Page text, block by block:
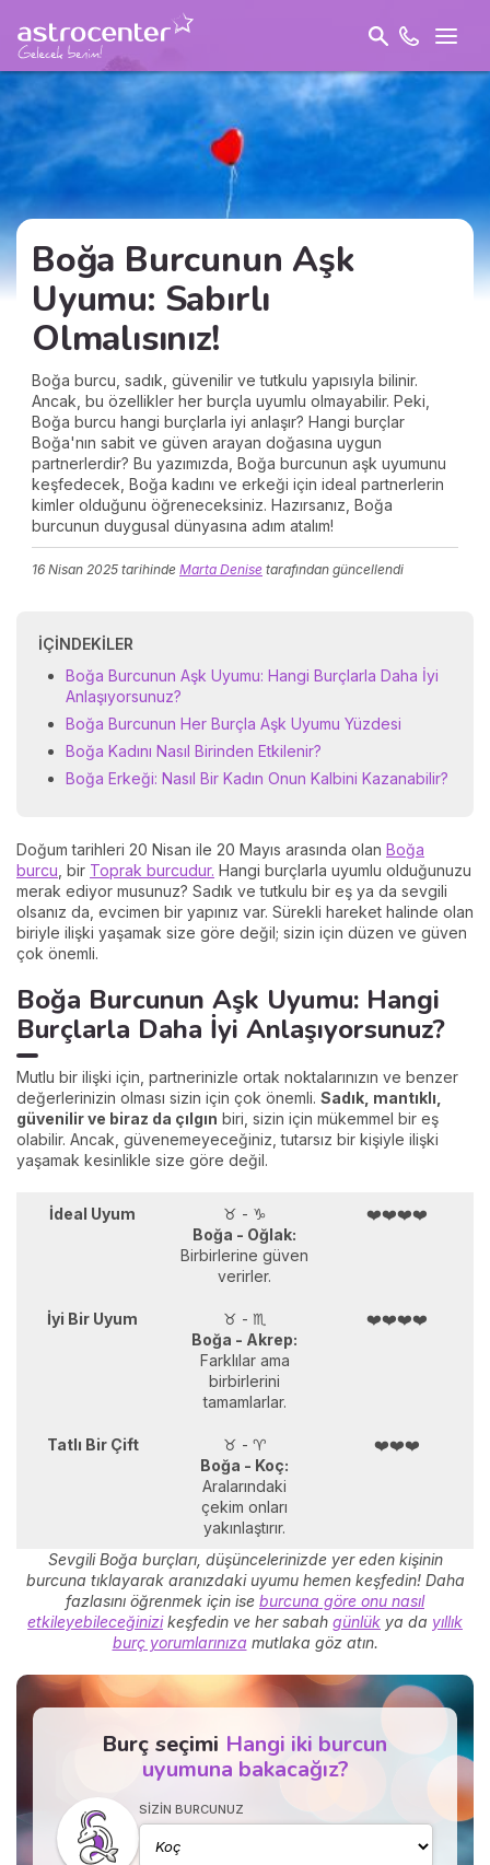
Boğa Burcunun Aşk
Uyumu: Sabırlı
Olmalısınız!
Boğa burcu, sadık, güvenilir ve tutkulu yapısıyla bilinir.
Ancak, bu özellikler her burçla uyumlu olmayabilir. Peki,
Boğa burcu hangi burçlarla iyi anlaşır? Hangi burçlar
Boğa'nın sabit ve güven arayan doğasına uygun
partnerlerdir? Bu yazımızda, Boğa burcunun aşk uyumunu
keşfedecek, Boğa kadını ve erkeği için ideal partnerlerin
kimler olduğunu öğreneceksiniz. Hazırsanız, Boğa
burcunun duygusal dünyasına adım atalım!
16 Nisan 2025 tarihinde Marta Denise tarafından güncellendi
İÇINDEKILER
Boğa Burcunun Aşk Uyumu: Hangi Burçlarla Daha İyi
Anlaşıyorsunuz?
Boğa Burcunun Her Burçla Aşk Uyumu Yüzdesi
Boğa Kadını Nasıl Birinden Etkilenir?
Boğa Erkeği: Nasıl Bir Kadın Onun Kalbini Kazanabilir?
Doğum tarihleri 20 Nisan ile 20 Mayıs arasında olan Boğa
burcu , bir Toprak burcudur. Hangi burçlarla uyumlu olduğunuzu
merak ediyor musunuz? Sadık ve tutkulu bir eş ya da sevgili
olsanız da, evcimen bir yapınız var. Sürekli hareket halinde olan
biriyle ilişki yaşamak size göre değil; sizin için düzen ve güven
çok önemli.
Boğa Burcunun Aşk Uyumu: Hangi
Burçlarla Daha İyi Anlaşıyorsunuz?
Mutlu bir ilişki için, partnerinizle ortak noktalarınızın ve benzer
değerlerinizin olması sizin için çok önemli. Sadık, mantıklı,
güvenilir ve biraz da çılgın biri, sizin için mükemmel bir eş
olabilir. Ancak, güvenemeyeceğiniz, tutarsız bir kişiyle ilişki
yaşamak kesinlikle size göre değil.
İdeal Uyum
♉ - ♑
Boğa - Oğlak:
Birbirlerine güven
verirler.
❤️❤️❤️❤️
İyi Bir Uyum
♉ - ♏
Boğa - Akrep:
Farklılar ama
birbirlerini
tamamlarlar.
❤️❤️❤️❤️
Tatlı Bir Çift
♉ - ♈
Boğa - Koç:
Aralarındaki
çekim onları
yakınlaştırır.
❤️❤️❤️
Sevgili Boğa burçları, düşüncelerinizde yer eden kişinin
burcuna tıklayarak aranızdaki uyumu hemen keşfedin! Daha
fazlasını öğrenmek için ise burcuna göre onu nasıl
etkileyebileceğinizikeşfedin ve her sabah günlük ya da yıllık
burç yorumlarınıza mutlaka göz atın.
Burç seçimi Hangi iki burcun
uyumuna bakacağız?
SIZIN BURCUNUZ